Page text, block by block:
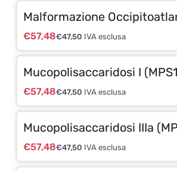
Malformazione
€57,48€47,50 IVA esclusa
Mucopolisaccaridosi I
€57,48€47,50 IVA esclusa
Mucopolisaccaridosi IIIa
€57,48€47,50 IVA esclusa